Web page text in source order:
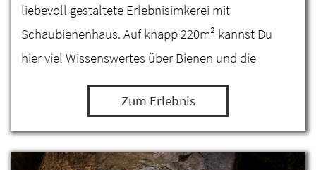
liebevoll gestaltete Erlebnisimkerei mit
Schaubienenhaus. Auf knapp 220m² kannst Du
hier viel Wissenswertes über Bienen und die
Imkerei erfahren.
Zum Erlebnis